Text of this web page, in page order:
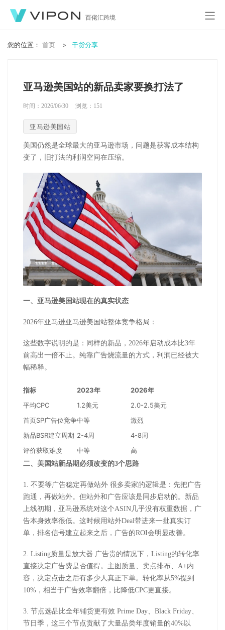
百佬汇跨境
您的位置： 首页 干货分享
亚马逊美国站的新品卖家要换打法了
时间：2026/06/30 浏览： 151
亚马逊美国站
美国仍然是全球最大的亚马逊市场，问题是获客成本结构
变了，旧打法的利润空间在压缩。
一、 亚马逊美国站现在的真实状态
2026年亚马逊亚马逊美国站整体竞争格局：
这些数字说明的是：同样的新品， 2026年启动成本比3年
前高出一倍不止。纯靠广告烧流量的方式，利润已经被大
幅稀释。
指标 2023年
2026年
平均CPC
1.2美元
2.0-2.5美元
首页SP广告位竞争中等
激烈
新品BSR建立周期 2-4周
4-8周
评价获取难度
中等 高
二、 美国站新品期必须改变的3个思路
1. 不要等广告稳定再做站外 很多卖家的逻辑是：先把广告
跑通，再做站外。但站外和广告应该是同步启动的。新品
上线初期，亚马逊系统对这个ASIN 几乎没有权重数据，广
告本身效率很低。这时候用站外Deal带进来一批真实订
单，排名信号建立起来之后，广告的ROI会明显改善。
2. Listing质量是放大器 广告贵的情况下， Listing的转化率
直接决定广告费是否值得。主图质量、卖点排布、 A+内
容，决定点击之后有多少人真正下单。转化率从5%提到
10% ，相当于广告效率翻倍，比降低CPC更直接。
3. 节点选品比全年铺货更有效 Prime Day Black Friday
节日季，这三个节点贡献了大量品类年度销量的40%以